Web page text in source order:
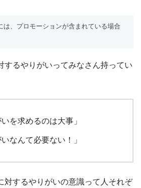
は、プロモーションが含まれている場合
するやりがいってみなさん持ってい
を求めるのは大事」
なんて必要ない！」
対するやりがいの意識って人それぞ